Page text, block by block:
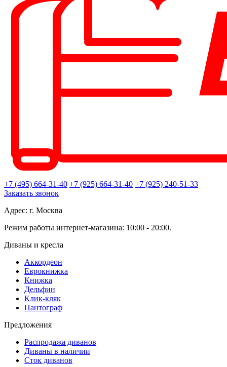
+7 (495) 664-31-40 +7 (925) 664-31-40 +7 (925) 240-51-33
Заказать звонок
Адрес: г. Москва
Режим работы интернет-магазина: 10:00 - 20:00.
Диваны и кресла
Аккордеон
Еврокнижка
Книжка
Дельфин
Клик-кляк
Пантограф
Предложения
Распродажа диванов
Диваны в наличии
Сток диванов